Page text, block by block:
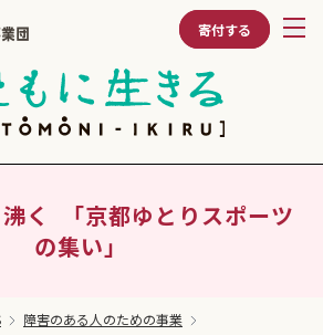
寄付する
沸く ｢京都ゆとりスポーツ
の集い｣
障害のある人のための事業